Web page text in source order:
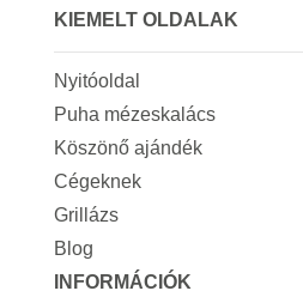
KIEMELT OLDALAK
Nyitóoldal
Puha mézeskalács
Köszönő ajándék
Cégeknek
Grillázs
Blog
INFORMÁCIÓK